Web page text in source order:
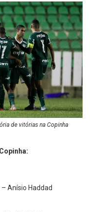
de vitórias na Copinha
Anísio Haddad